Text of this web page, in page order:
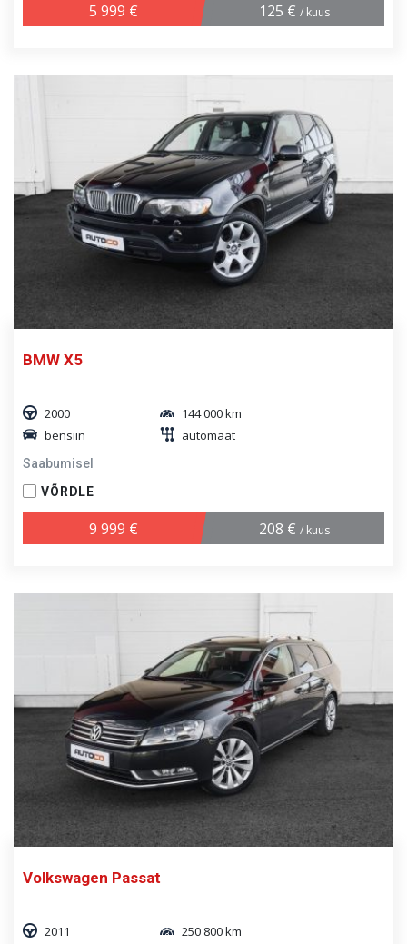
5 999 € 125 € / kuus
BMW X5
2000
144 000 km
bensiin
automaat
Saabumisel
VÕRDLE
9 999 € 208 € / kuus
Volkswagen Passat
2011
250 800 km